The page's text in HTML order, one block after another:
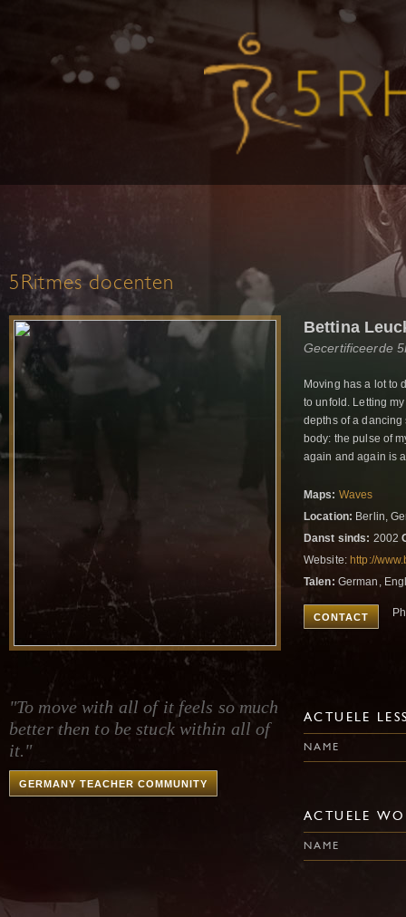
5Ritmes docenten
"To move with all of it feels so much
better then to be stuck within all of
it."
GERMANY TEACHER COMMUNITY
Bettina
Gecertificeerde
Moving has a lot to
to unfold. Letting
depths of a dancing
body: the pulse of
again and again is
Maps: Waves
Location: Berlin,
Danst sinds: 2002
Website: http://
Talen: German,
CONTACT
ACTUELE
NAME
ACTUELE
NAME